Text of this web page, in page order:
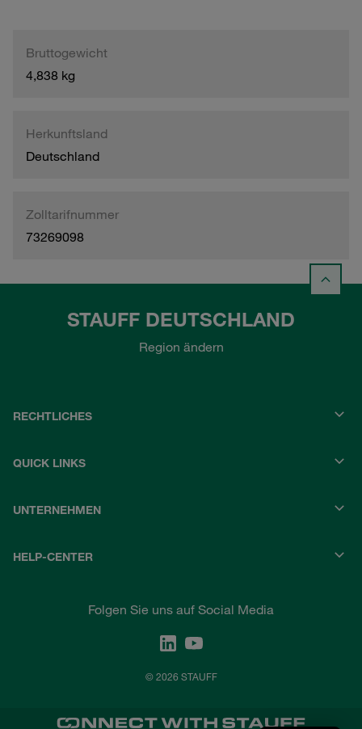
Bruttogewicht
4,838 kg
Herkunftsland
Deutschland
Zolltarifnummer
73269098
STAUFF DEUTSCHLAND
Region ändern
RECHTLICHES
QUICK LINKS
UNTERNEHMEN
HELP-CENTER
Folgen Sie uns auf Social Media
© 2026 STAUFF